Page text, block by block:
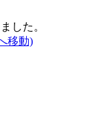
した。
移動)